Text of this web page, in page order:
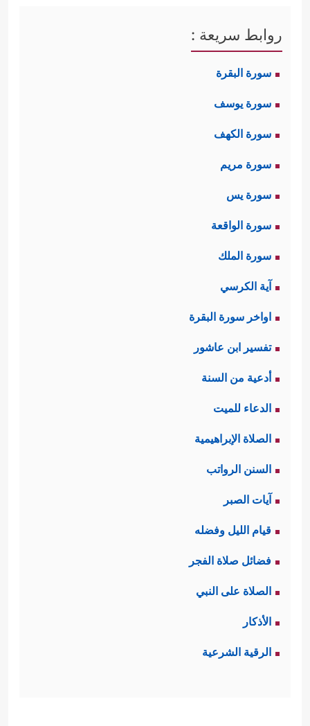
روابط سريعة :
سورة البقرة
سورة يوسف
سورة الكهف
سورة مريم
سورة يس
سورة الواقعة
سورة الملك
آية الكرسي
اواخر سورة البقرة
تفسير ابن عاشور
أدعية من السنة
الدعاء للميت
الصلاة الإبراهيمية
السنن الرواتب
آيات الصبر
قيام الليل وفضله
فضائل صلاة الفجر
الصلاة على النبي
الأذكار
الرقية الشرعية